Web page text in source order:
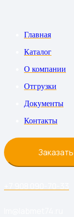
Главная
Каталог
О компании
Отгрузки
Документы
Контакты